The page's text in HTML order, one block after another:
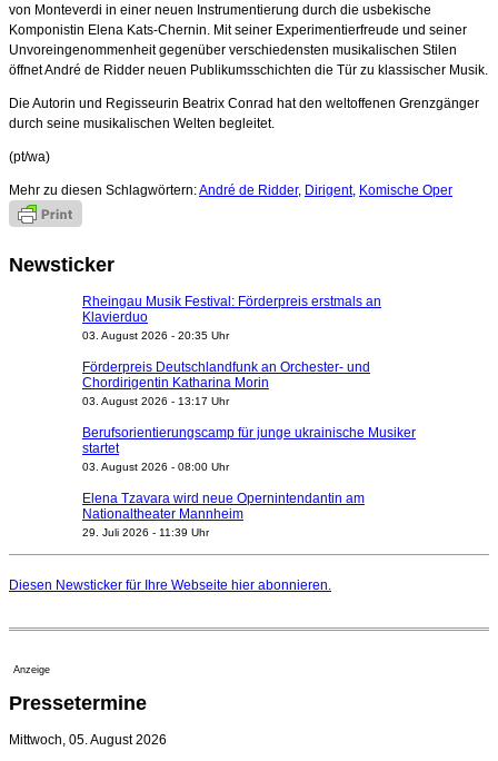
von Monteverdi in einer neuen Instrumentierung durch die usbekische
Komponistin Elena Kats-Chernin. Mit seiner Experimentierfreude und seiner
Unvoreingenommenheit gegenüber verschiedensten musikalischen Stilen
öffnet André de Ridder neuen Publikumsschichten die Tür zu klassischer Musik.
Die Autorin und Regisseurin Beatrix Conrad hat den weltoffenen Grenzgänger
durch seine musikalischen Welten begleitet.
(pt/wa)
Mehr zu diesen Schlagwörtern:André de Ridder, Dirigent, Komische Oper
Newsticker
Rheingau Musik Festival: Förderpreis erstmals an
Klavierduo
03. August 2026 - 20:35 Uhr
Förderpreis Deutschlandfunk an Orchester- und
Chordirigentin Katharina Morin
03. August 2026 - 13:17 Uhr
Berufsorientierungscamp für junge ukrainische Musiker
startet
03. August 2026 - 08:00 Uhr
Elena Tzavara wird neue Opernintendantin am
Nationaltheater Mannheim
29. Juli 2026 - 11:39 Uhr
geht 2027
Kammerorchester Heilbronn: Chefdirigent Risto Joost
Opernhäuser gedenken vertriebener jüdischer
Ensemblemitglieder
Diesen Newsticker für Ihre Webseite hier abonnieren.
Anzeige
Pressetermine
Mittwoch, 05. August 2026